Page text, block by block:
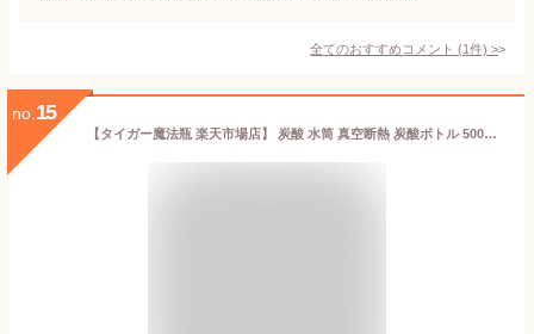
全てのおすすめコメント (1件) >
no. 15
【タイガー魔法瓶 楽天市場店】 炭酸 水筒 真空断熱 炭酸ボトル 500ml 800ml 1.2L 1.5L MTA-T050 080 120 150 ステンレスボトル マグ 炭酸対応 ソーダ 清潔 抗菌 保冷 直飲み おしゃれ スーパークリーンプラス加工 アウトドア タイガー